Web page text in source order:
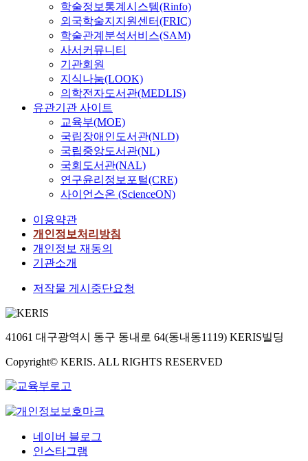
학술정보통계시스템(Rinfo)
외국학술지지원센터(FRIC)
학술관계분석서비스(SAM)
사서커뮤니티
기관회원
지식나눔(LOOK)
의학전자도서관(MEDLIS)
유관기관 사이트
교육부(MOE)
국립장애인도서관(NLD)
국립중앙도서관(NL)
국회도서관(NAL)
연구윤리정보포털(CRE)
사이언스온 (ScienceON)
이용약관
개인정보처리방침
개인정보 재동의
기관소개
저작물 게시중단요청
41061 대구광역시 동구 동내로 64(동내동1119) KERIS빌딩
Copyright© KERIS. ALL RIGHTS RESERVED
네이버 블로그
인스타그램